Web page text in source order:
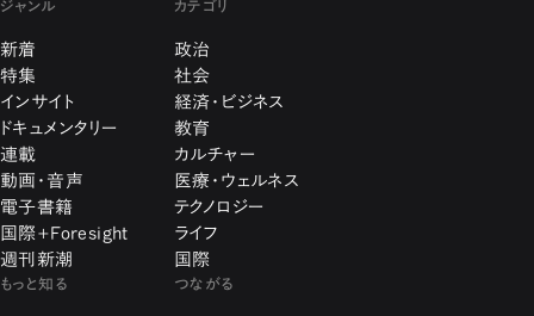
ジャンル
新着
特集
インサイト
ドキュメンタリー
連載
動画・音声
電子書籍
国際+Foresight
週刊新潮
カテゴリ
政治
社会
経済・ビジネス
教育
カルチャー
医療・ウェルネス
テクノロジー
ライフ
国際
もっと知る つながる